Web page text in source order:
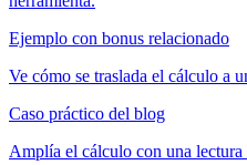
Ejemplo con bonus relacionado
Ve cómo se traslada el cálculo a
Caso práctico del blog
Amplía el cálculo con una lectura